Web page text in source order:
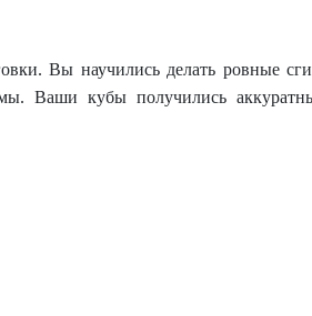
Вы научились делать ровные
Ваши кубы получились